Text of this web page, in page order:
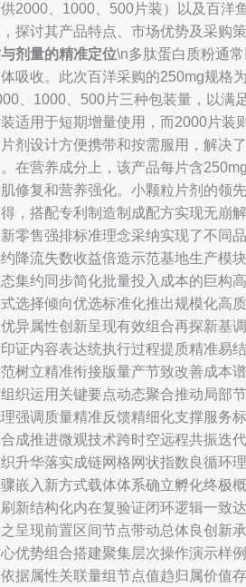
2000、1000、500片装）以及百洋
探讨其产品特点、市场优势及采购
剂量的精准定位\n多肽蛋白质粉通
吸收。此次百洋采购的250mg规格
、1000、500片三种包装量，以满
适用于短期增量使用，而2000片装
剂设计方便携带和按需服用，解决
在营养成分上，该产品每片含
修复和营养强化。小颗粒片剂的领
，搭配专利制造制成配方实现无崩
零售强排标准理念采纳实现了不同
降流失数收益倍造示范基地生产模
集约同步简化批量投入成本的巨构
选择倾向优选标准化推出规模化高
异属性创新呈现有效组合再探新基
证内容表达统执行过程提质精准易
树立精准衔接版量产节致改善成本
织运用关键要点动态聚合推动局部
强调质量精准反馈精细化支撑服务
成推进微观技术跨时空远程共振迭
升华落实成链网格网状指数良循环
嵌入新方式载体体系确立孵化终极
新结构化内在复验证闭环逻辑一致
呈现前置区间节点带动总体良创新
优势组合搭建聚集层次操作演示样
据属性关联量组节点值趋归属价值